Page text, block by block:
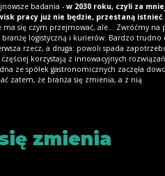
badania - w 2030 roku, czyli za
pracy już nie będzie, przestaną istnieć
się czym przejmować, ale... Zwróćmy na
branżę logistyczną i kurierów. Bardzo trudno
rzecz, a druga: powoli spada
korzystają z innowacyjnych
ze spółek gastronomicznych zaczęła
zatem, że branża się zmienia, a z nią
zmienia